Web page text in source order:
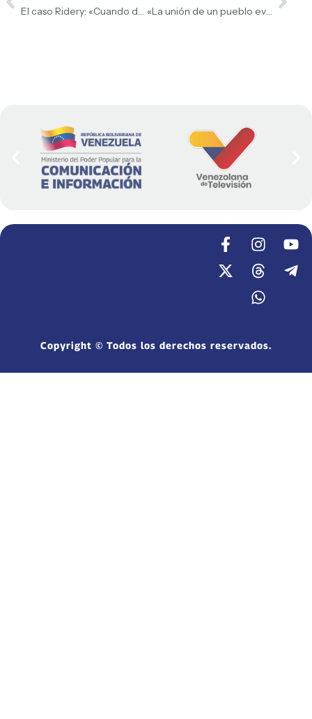
El caso Ridery: «Cuando decía que venía de Venezuela, le respondían: no me puedo tomar una foto contigo por las sanciones», revela la Presidenta (E) Delcy Rodríguez «La unión de un pueblo evita que caigan los misiles», afirma la Presidenta (E) Delcy Rodríguez al convocar a la peregrinación nacional
Copyright © Todos los derechos reservados.